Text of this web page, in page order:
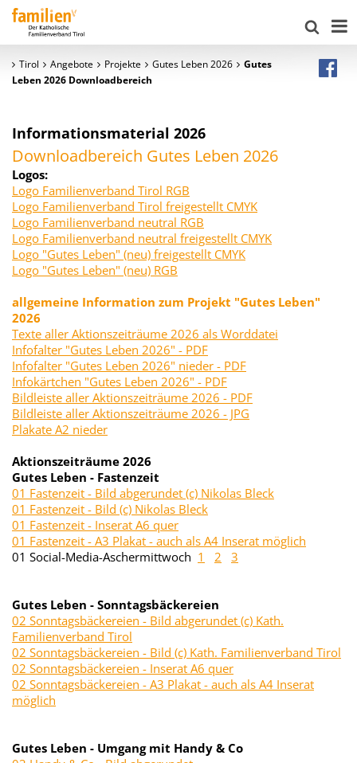
Tirol Angebote Projekte Gutes Leben 2026
Gutes
Leben 2026 Downloadbereich
Informationsmaterial 2026
Downloadbereich Gutes Leben 2026
Logos:
Logo Familienverband Tirol RGB
Logo Familienverband Tirol freigestellt CMYK
Logo Familienverband neutral RGB
Logo Familienverband neutral freigestellt CMYK
Logo "Gutes Leben" (neu) freigestellt CMYK
Logo "Gutes Leben" (neu) RGB
allgemeine Information zum Projekt "Gutes Leben"
2026
Texte aller Aktionszeiträume 2026 als Worddatei
Infofalter "Gutes Leben 2026" - PDF
Infofalter "Gutes Leben 2026" nieder - PDF
Infokärtchen "Gutes Leben 2026" - PDF
Bildleiste aller Aktionszeiträume 2026 - PDF
Bildleiste aller Aktionszeiträume 2026 - JPG
Plakate A2 nieder
Aktionszeiträume 2026
Gutes Leben - Fastenzeit
01 Fastenzeit - Bild abgerundet (c) Nikolas Bleck
01 Fastenzeit - Bild (c) Nikolas Bleck
01 Fastenzeit - Inserat A6 quer
01 Fastenzeit - A3 Plakat - auch als A4 Inserat möglich
01 Social-Media-Aschermittwoch 1 2 3
Gutes Leben - Sonntagsbäckereien
02 Sonntagsbäckereien - Bild abgerundet (c) Kath.
Familienverband Tirol
02 Sonntagsbäckereien - Bild (c) Kath. Familienverband Tirol
02 Sonntagsbäckereien - Inserat A6 quer
02 Sonntagsbäckereien - A3 Plakat - auch als A4 Inserat
möglich
Gutes Leben - Umgang mit Handy & Co